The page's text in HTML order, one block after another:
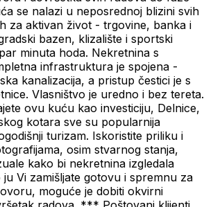
se nalazi u neposrednoj blizini svih
za aktivan život - trgovine, banka i
bazen, klizalište i sportski
minuta hoda. Nekretnina s
infrastruktura je spojena -
kanalizacija, a pristup čestici je s
Vlasništvo je uredno i bez tereta.
ovu kuću kao investiciju, Delnice,
kotara sve su popularnija
turizam. Iskoristite priliku i
osim stvarnog stanja,
kako bi nekretnina izgledala
Vi zamišljate gotovu i spremnu za
moguće je dobiti okvirni